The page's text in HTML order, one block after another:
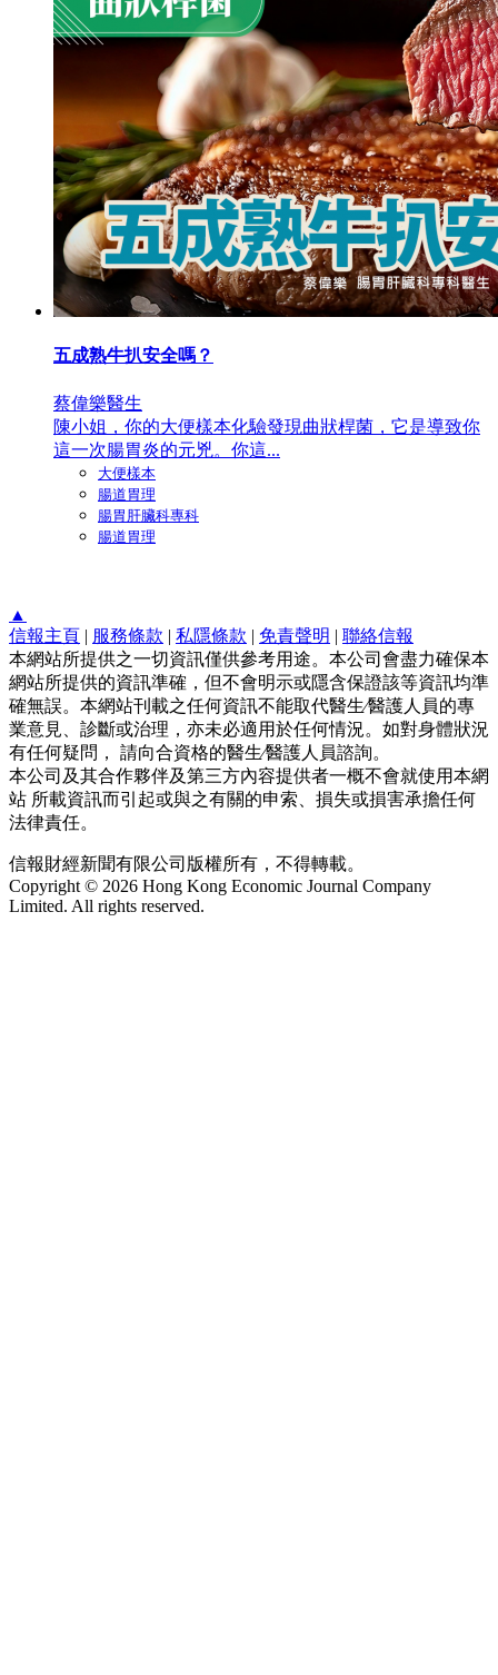
五成熟牛扒安全嗎？
蔡偉樂醫生
陳小姐，你的大便樣本化驗發現曲狀桿菌，它是導致你
這一次腸胃炎的元兇。你這...
大便樣本
腸道胃理
腸胃肝臟科專科
腸道胃理
▲
信報主頁 | 服務條款 | 私隱條款 | 免責聲明 | 聯絡信報
本網站所提供之一切資訊僅供參考用途。本公司會盡力確保本
網站所提供的資訊準確，但不會明示或隱含保證該等資訊均準
確無誤。本網站刊載之任何資訊不能取代醫生∕醫護人員的專
業意見、診斷或治理，亦未必適用於任何情況。如對身體狀況
有任何疑問， 請向合資格的醫生∕醫護人員諮詢。
本公司及其合作夥伴及第三方內容提供者一概不會就使用本網
站 所載資訊而引起或與之有關的申索、損失或損害承擔任何
法律責任。
信報財經新聞有限公司版權所有，不得轉載。
Copyright © 2026 Hong Kong Economic Journal Company
Limited. All rights reserved.